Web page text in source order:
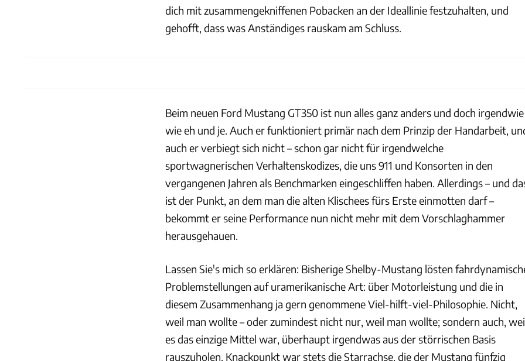
dich mit zusammengekniffenen Pobacken an der Ideallinie festzuhalten, und
gehofft, dass was Anständiges rauskam am Schluss.
Beim neuen Ford Mustang GT350 ist nun alles ganz anders und doch irgendwie
wie eh und je. Auch er funktioniert primär nach dem Prinzip der Handarbeit,
auch er verbiegt sich nicht – schon gar nicht für irgendwelche
sportwagnerischen Verhaltenskodizes, die uns 911 und Konsorten in den
vergangenen Jahren als Benchmarken eingeschliffen haben. Allerdings – und
ist der Punkt, an dem man die alten Klischees fürs Erste einmotten darf –
bekommt er seine Performance nun nicht mehr mit dem Vorschlaghammer
herausgehauen.
Lassen Sie's mich so erklären: Bisherige Shelby-Mustang lösten
Problemstellungen auf uramerikanische Art: über Motorleistung und die in
diesem Zusammenhang ja gern genommene Viel-hilft-viel-Philosophie. Nicht,
weil man wollte – oder zumindest nicht nur, weil man wollte; sondern auch,
es das einzige Mittel war, überhaupt irgendwas aus der störrischen Basis
rauszuholen. Knackpunkt war stets die Starrachse, die der Mustang fünfzig